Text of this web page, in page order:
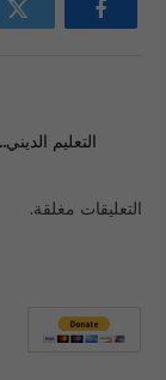
فيسبوك
التعليم
التعليقات مغلقة.